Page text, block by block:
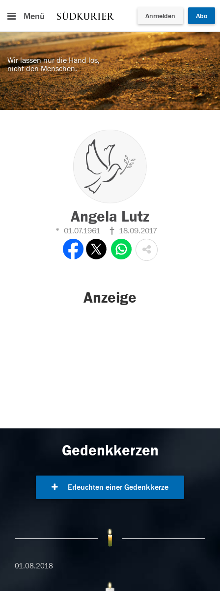
Menü Anmelden Abo
Wir lassen nur die Hand los,
nicht den Menschen.
Angela Lutz
01.07.1961 18.09.2017
Anzeige
Gedenkkerzen
Erleuchten einer Gedenkkerze
01.08.2018